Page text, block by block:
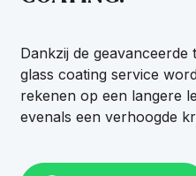
Dankzij de
glass coating service
rekenen op een langere
evenals een verhoogde